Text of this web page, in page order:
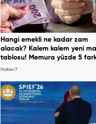
Hangi emekli ne kadar zam
alacak? Kalem kalem yeni
tablosu! Memura yüzde 5
Haber7